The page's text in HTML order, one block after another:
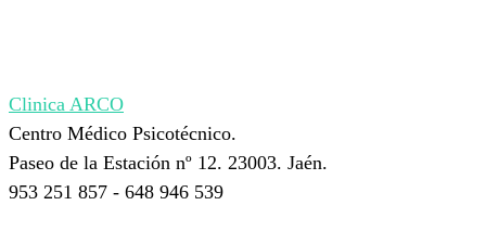
Clinica ARCO
Centro Médico Psicotécnico.
Paseo de la Estación nº 12. 23003. Jaén.
953 251 857 - 648 946 539